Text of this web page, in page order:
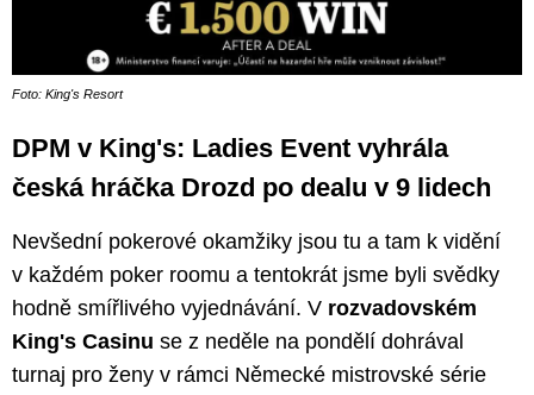
Foto: King's Resort
DPM v King's: Ladies Event vyhrála
česká hráčka Drozd po dealu v 9 lidech
Nevšední pokerové okamžiky jsou tu a tam k vidění
v každém poker roomu a tentokrát jsme byli svědky
hodně smířlivého vyjednávání. V rozvadovském
King's Casinu se z neděle na pondělí dohrával
turnaj pro ženy v rámci Německé mistrovské série